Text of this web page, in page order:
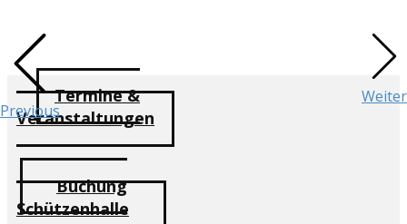
Previous
Weiter
Termine &
Veranstaltungen
Buchung
Schützenhalle